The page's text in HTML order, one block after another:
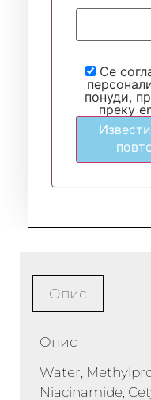
Се
понуди,
преку
Опис
Опис
Water,
Niacinamide,